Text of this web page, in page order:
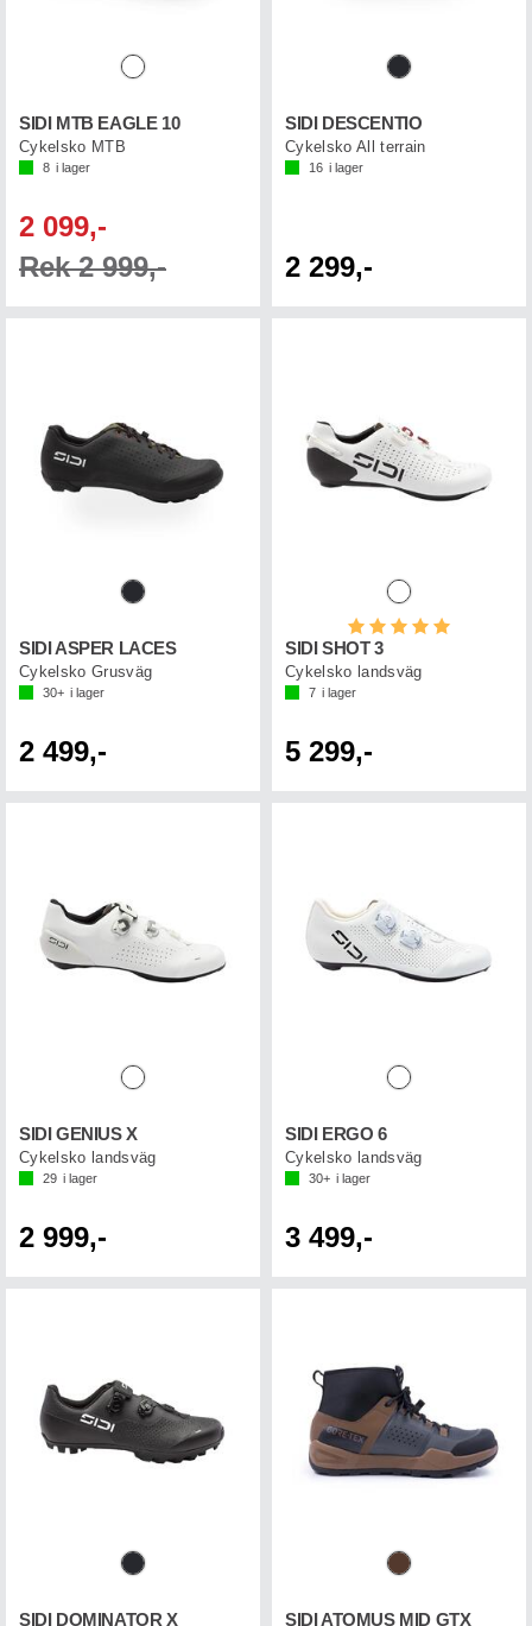
SIDI MTB EAGLE 10
Cykelsko MTB
8 i lager
2 099,-
Rek 2 999,-
SIDI DESCENTIO
Cykelsko All terrain
16 i lager
2 299,-
SIDI ASPER LACES
Cykelsko Grusväg
30+ i lager
2 499,-
Betyg:
SIDI SHOT 3
Cykelsko landsväg
7 i lager
5 299,-
SIDI GENIUS X
Cykelsko landsväg
29 i lager
2 999,-
SIDI ERGO 6
Cykelsko landsväg
30+ i lager
3 499,-
SIDI DOMINATOR X SIDI ATOMUS MID GTX